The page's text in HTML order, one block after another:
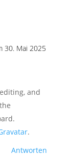
30. Mai 2025
and
.
Antworten